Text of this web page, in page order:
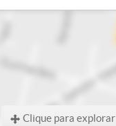
Clique para explorar